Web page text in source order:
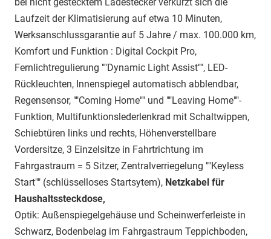
Laufzeit der Klimatisierung auf etwa 10 Minuten,
Werksanschlussgarantie auf 5 Jahre / max. 100.000 km,
Komfort und Funktion : Digital Cockpit Pro,
Fernlichtregulierung ""Dynamic Light Assist"", LED-
Rückleuchten, Innenspiegel automatisch abblendbar,
Regensensor, ""Coming Home"" und ""Leaving Home""-
Funktion, Multifunktionslederlenkrad mit Schaltwippen,
Schiebtüren links und rechts, Höhenverstellbare
Vordersitze, 3 Einzelsitze in Fahrtrichtung im
Fahrgastraum = 5 Sitzer, Zentralverriegelung ""Keyless
Start"" (schlüsselloses Startsytem), Netzkabel für
Haushaltssteckdose,
Optik: Außenspiegelgehäuse und Scheinwerferleiste in
Schwarz, Bodenbelag im Fahrgastraum Teppichboden,